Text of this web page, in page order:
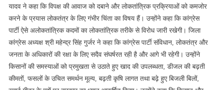
जनसैलाब
यादव ने कहा कि विपक्ष की आवाज को दबाने और लोकतांत्रिक प्रक्रियाओं को कमजोर
करने के प्रयास लोकतंत्र के लिए गंभीर चिंता का विषय हैं। उन्होंने कहा कि कांग्रेस
पार्टी ऐसे अलोकतांत्रिक कदमों का लोकतांत्रिक तरीके से विरोध जारी रखेगी। जिला
कांग्रेस अध्यक्ष श्री महेन्द्र सिंह गुर्जर ने कहा कि कांग्रेस पार्टी संविधान, लोकतंत्र और
जनता के अधिकारों की रक्षा के लिए सदैव संघर्षरत रही है और आगे भी रहेगी। उन्होंने
किसानों की समस्याओं को प्रमुखता से उठाते हुए खाद की उपलब्धता, डीजल की बढ़ती
कीमतों, फसलों के उचित समर्थन मूल्य, बढ़ती कृषि लागत तथा बढ़े हुए बिजली बिलों,